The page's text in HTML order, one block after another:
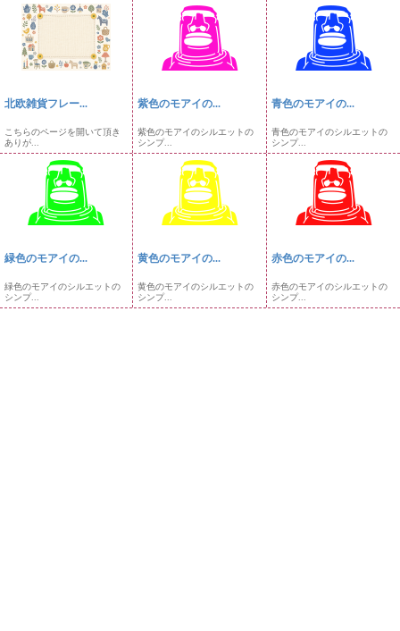
北欧雑貨フレー...
こちらのページを開いて頂き
ありが...
紫色のモアイの...
紫色のモアイのシルエットの
シンプ...
青色のモアイの...
青色のモアイのシルエットの
シンプ...
緑色のモアイの...
緑色のモアイのシルエットの
シンプ...
黄色のモアイの...
黄色のモアイのシルエットの
シンプ...
赤色のモアイの...
赤色のモアイのシルエットの
シンプ...